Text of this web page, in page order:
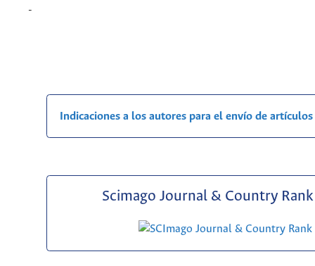
-
Indicaciones a los autores para el envío de artículos
Scimago Journal & Country Rank